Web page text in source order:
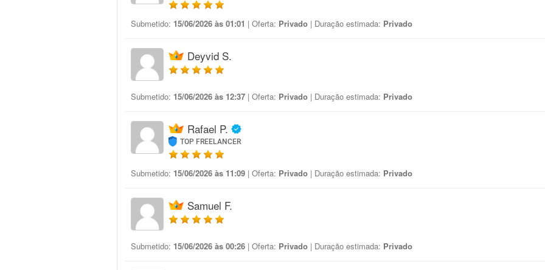
Submetido: 15/06/2026 às 01:01 | Oferta: Privado | Duração estimada: Privado
Deyvid S.
Submetido: 15/06/2026 às 12:37 | Oferta: Privado | Duração estimada: Privado
Rafael P.
TOP FREELANCER
Submetido: 15/06/2026 às 11:09 | Oferta: Privado | Duração estimada: Privado
Samuel F.
Submetido: 15/06/2026 às 00:26 | Oferta: Privado | Duração estimada: Privado